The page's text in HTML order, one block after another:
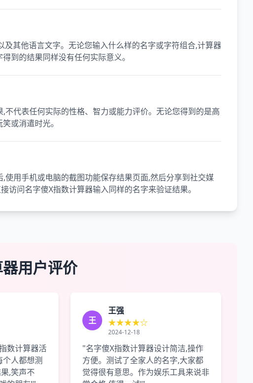
其他语言文字。无论您输入什么样的名字或字符组合,计算器
到的结果同样没有任何实际意义。
代表任何实际的性格、智力或能力评价。无论您得到的是高
或消遣时光。
用手机或电脑的截图功能保存结果页面,然后分享到社交媒
问名字傻X指数计算器输入同样的名字来验证结果。
用户评价
数计算器活
个人都想测
,笑声不
王
王强
★★★★☆
2024-12-18
"名字傻X指数计算器设计简洁,操作
方便。测试了全家人的名字,大家都
觉得很有意思。作为娱乐工具来说非